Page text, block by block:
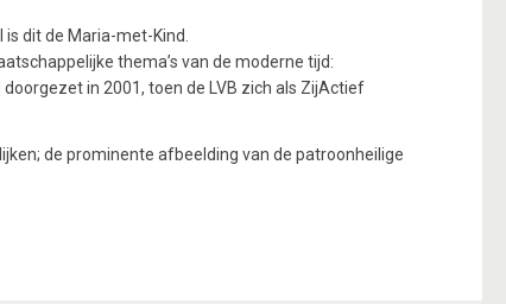
dit de Maria-met-Kind.
thema’s van de moderne tijd:
in 2001, toen de LVB zich als ZijActief
de prominente afbeelding van de patroonheilige